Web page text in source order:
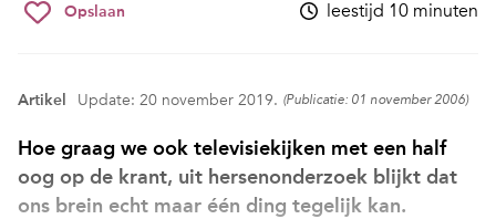
Opslaan leestijd 10 minuten
Artikel Update: 20 november 2019. (Publicatie: 01 november 2006)
Hoe graag we ook televisiekijken met een half
oog op de krant, uit hersenonderzoek blijkt dat
ons brein echt maar één ding tege­lijk kan.